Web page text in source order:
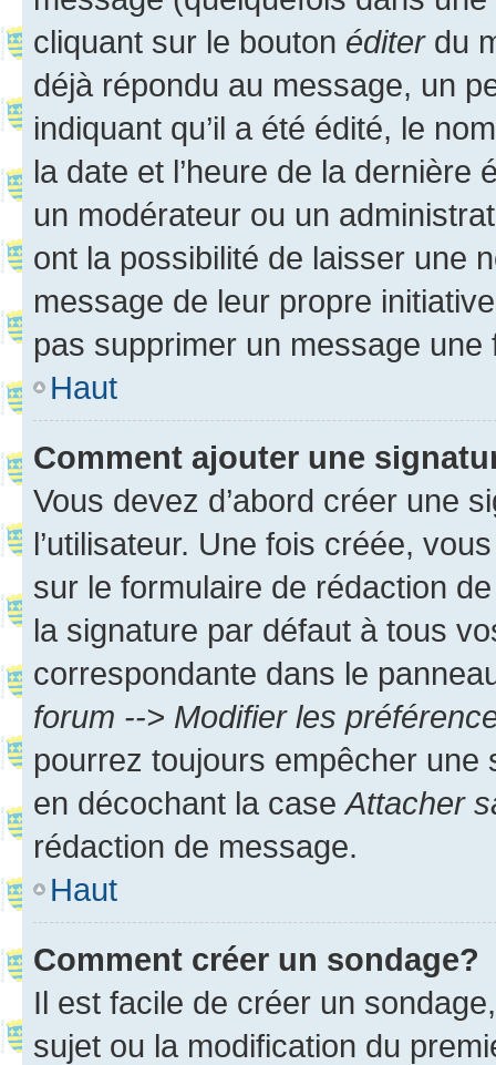
cliquant sur le bouton éditerdu
déjà répondu au message, un
indiquant qu’il a été édité, le
la date et l’heure de la dernière
un modérateur ou un
ont la possibilité de laisser une
message de leur propre
pas supprimer un message une
Haut
Comment ajouter une
Vous devez d’abord créer une
l’utilisateur. Une fois créée,
sur le formulaire de rédaction
la signature par défaut à tous
correspondante dans le
forum --> Modifier les
pourrez toujours empêcher une
en décochant la case Attacher
rédaction de message.
Haut
Comment créer un sondage?
Il est facile de créer un
sujet ou la modification du